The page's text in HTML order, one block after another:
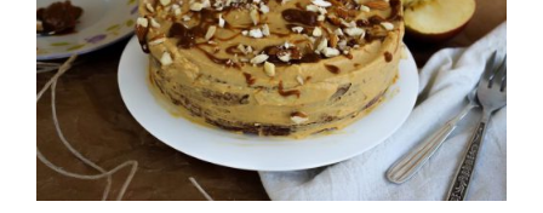
Zdravi
muffini
od
jabuka
24/10/2016